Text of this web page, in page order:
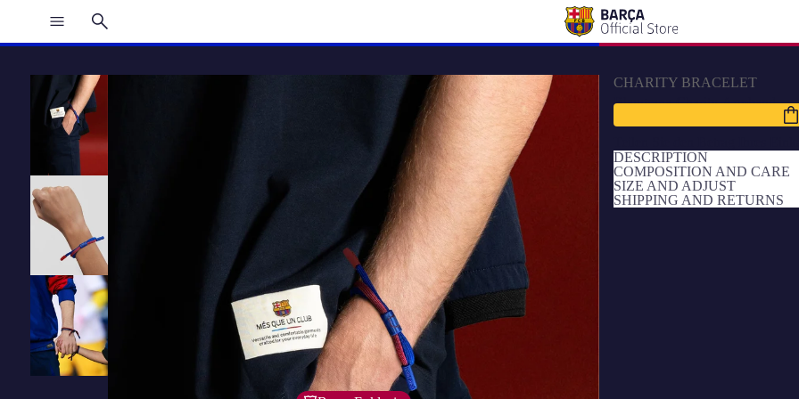
CHARITY BRACELET
Blaugrana-Charity-Armband
DESCRIPTION
COMPOSITION AND CARE
SIZE AND ADJUST
SHIPPING AND RETURNS